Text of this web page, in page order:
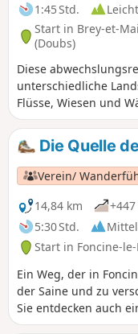
1:45 Std.
Leicht
Start in Brey-et-
(Doubs)
Diese
unterschiedliche
Flüsse, Wiesen und
Charme . Höhepunkt
Deux Lacs, der einen
Naturschutzgebiet
Naturlandschaften
Die Quelle
Verein/
14,84 km
5:30 Std.
Mittel
Start in Foncine-
Ein Weg, der in
der Saine und zu
Sie entdecken auch
botanischer Pfad.